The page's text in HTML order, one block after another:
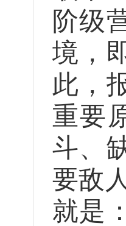
阶级
境，
此，
重要
斗、
要敌
就是